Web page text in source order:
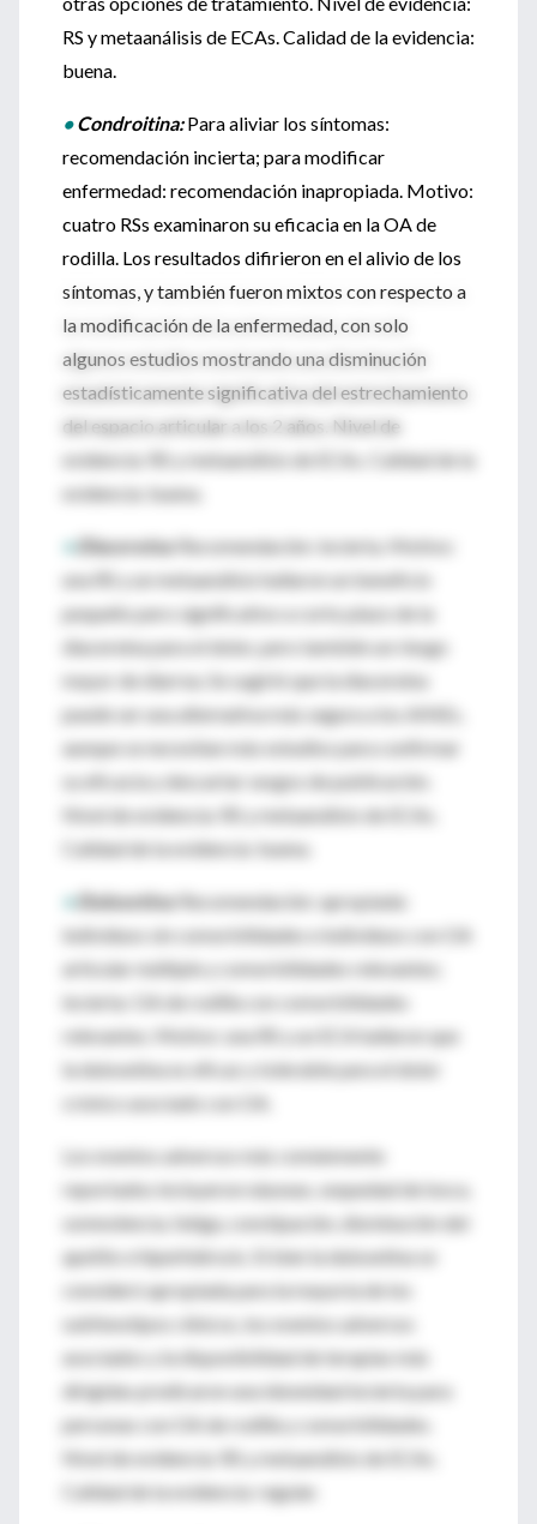
RS y metaanálisis de ECAs. Calidad de la evidencia:
buena.
•Condroitina:Para aliviar los síntomas:
recomendación incierta; para modificar
enfermedad: recomendación inapropiada. Motivo:
cuatro RSs examinaron su eficacia en la OA de
rodilla. Los resultados difirieron en el alivio de los
síntomas, y también fueron mixtos con respecto a
la modificación de la enfermedad, con solo
algunos estudios mostrando una disminución
estadísticamente significativa del estrechamiento
del espacio articular a los 2 años. Nivel de
evidencia: RS y metaanálisis de ECAs. Calidad de la
evidencia: buena.
•Diacereína:Recomendación: incierta. Motivo:
una RS y un metaanálisis hallaron un beneficio
pequeño pero significativo a corto plazo de la
diacereína para el dolor, pero también un riesgo
mayor de diarrea. Se sugirió que la diacereína
puede ser una alternativa más segura a los AINEs,
aunque se necesitan más estudios para confirmar
su eficacia y descartar sesgos de publicación.
Nivel de evidencia: RS y metaanálisis de ECAs.
Calidad de la evidencia: buena.
•Duloxetina:Recomendación: apropiada:
individuos sin comorbilidades e individuos con OA
articular múltiple y comorbilidades relevantes;
incierta: OA de rodilla con comorbilidades
relevantes. Motivo: una RS y un ECA hallaron que
la duloxetina es eficaz y tolerable para el dolor
crónico asociado con OA.
Los eventos adversos más comúnmente
reportados incluyeron náuseas, sequedad de boca,
somnolencia, fatiga, constipación, disminución del
apetito e hiperhidrosis. Si bien la duloxetina se
consideró apropiada para la mayoría de los
subfenotipos clínicos, los eventos adversos
asociados y la disponibilidad de terapias más
dirigidas predicaron una idoneidad incierta para
personas con OA de rodilla y comorbilidades.
Nivel de evidencia: RS y metaanálisis de ECAs.
Calidad de la evidencia: regular.